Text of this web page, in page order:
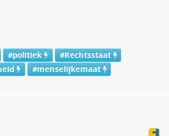
#politiek #Rechtsstaat
#menselijkemaat